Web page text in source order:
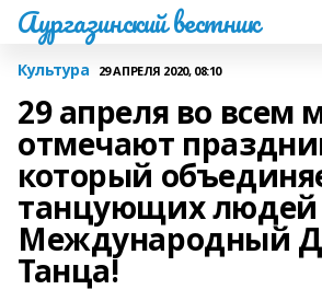
Аургазинский вестник
Культура 29 АПРЕЛЯ 2020, 08:10
29 апреля во всем
отмечают
который
танцующих людей
Международный
Танца!